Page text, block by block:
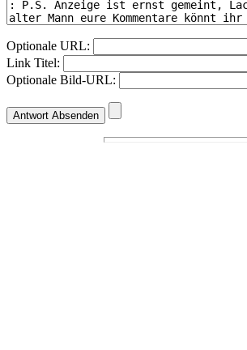
Optionale URL:
Link Titel:
Optionale Bild-URL: